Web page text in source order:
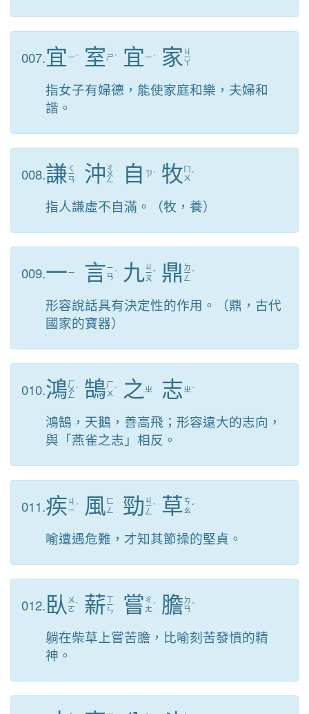
007.宜 ㄧ ˊ 室 ㄕˋ 宜 ㄧ ˊ 家 ㄐ
ㄧ
ㄚ
指女子有婦德，能使家庭和樂，夫婦和
諧。
008.謙 ㄑ
ㄧ
ㄢ 沖 ㄔ
ㄨ
ㄥ 自 ㄗˋ 牧 ㄇ
ㄨ ˋ
指人謙虛不自滿。（牧，養）
009.一ㄧ 言ㄧ
ㄢ ˊ 九ㄐ
ㄧ
ㄡ
ˇ 鼎 ㄉ
ㄧ
ㄥ
ˇ
形容說話具有決定性的作用。（鼎，古代
國家的寶器）
010.鴻ㄏ
ㄨ
ㄥ
ˊ 鵠ㄏ
ㄨ ˊ 之 ㄓ 志ㄓˋ
鴻鵠，天鵝，善高飛；形容遠大的志向，
與「燕雀之志」相反。
011.疾 ㄐ
ㄧ ˊ 風 ㄈ
ㄥ
勁 ㄐ
ㄧ
ㄥ
ˋ 草ㄘ
ㄠˇ
喻遭遇危難，才知其節操的堅貞。
012. 臥 ㄨ
ㄛˋ 薪ㄒ
ㄧ
ㄣ 嘗 ㄔ
ㄤ ˊ 膽 ㄉ
ㄢˇ
躺在柴草上嘗苦膽，比喻刻苦發憤的精
神。